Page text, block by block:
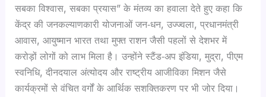
सबका विश्वास, सबका प्रयास” के मंतव्य का हवाला देते हुए कहा कि
केंद्र की जनकल्याणकारी योजनाओं जन‑धन, उज्ज्वला, प्रधानमंत्री
आवास, आयुष्मान भारत तथा मुफ्त राशन जैसी पहलों से देशभर में
करोड़ों लोगों को लाभ मिला है। उन्होंने स्टैंड‑अप इंडिया, मुद्रा, पीएम
स्वनिधि, दीनदयाल अंत्योदय और राष्ट्रीय आजीविका मिशन जैसे
कार्यक्रमों से वंचित वर्गों के आर्थिक सशक्तिकरण पर भी जोर दिया।